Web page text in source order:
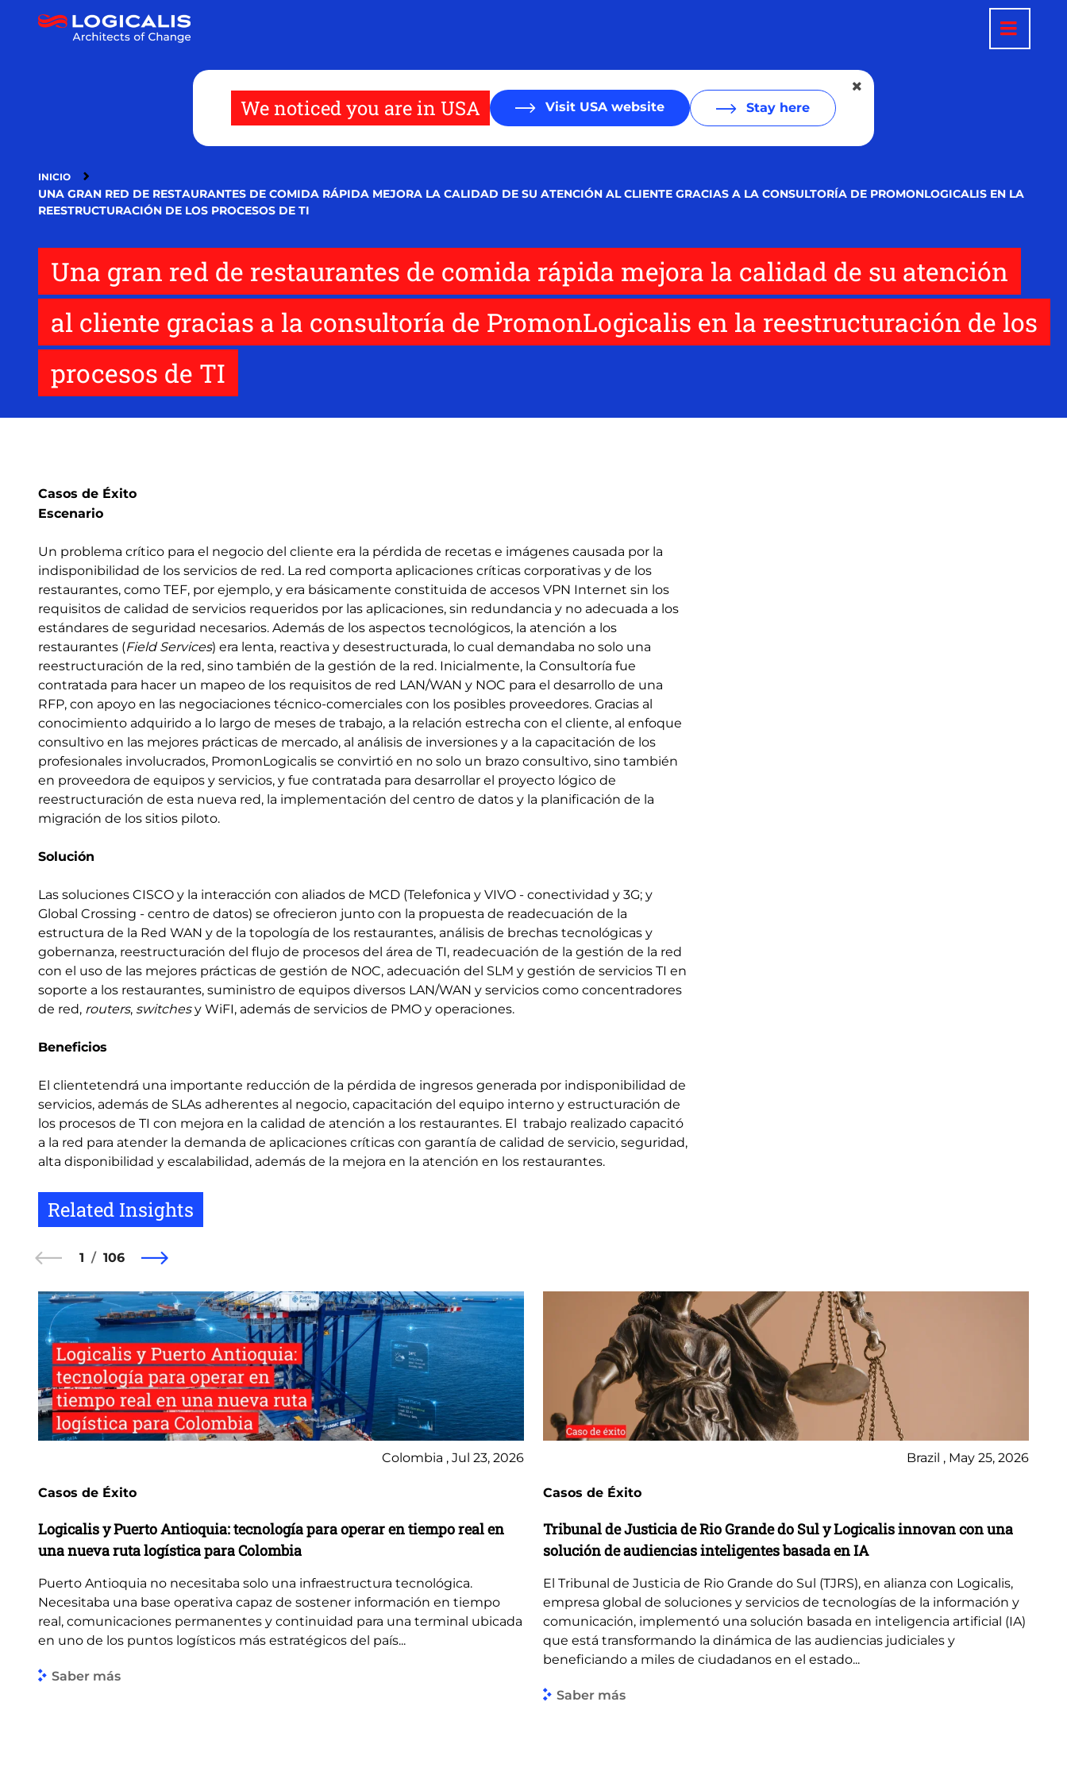
contenido
We noticed you are in USA Visit USA website Stay here
INICIO
UNA GRAN RED DE RESTAURANTES DE COMIDA RÁPIDA MEJORA LA CALIDAD DE SU ATENCIÓN AL CLIENTE GRACIAS A LA CONSULTORÍA DE PROMONLOGICALIS EN LA
REESTRUCTURACIÓN DE LOS PROCESOS DE TI
Una gran red de restaurantes de comida rápida mejora la calidad de su atención
al cliente gracias a la consultoría de PromonLogicalis en la reestructuración de los
procesos de TI
Casos de Éxito
Escenario
Un problema crítico para el negocio del cliente era la pérdida de recetas e imágenes causada por la
indisponibilidad de los servicios de red. La red comporta aplicaciones críticas corporativas y de los
restaurantes, como TEF, por ejemplo, y era básicamente constituida de accesos VPN Internet sin los
requisitos de calidad de servicios requeridos por las aplicaciones, sin redundancia y no adecuada a los
estándares de seguridad necesarios. Además de los aspectos tecnológicos, la atención a los
restaurantes (Field Services) era lenta, reactiva y desestructurada, lo cual demandaba no solo una
reestructuración de la red, sino también de la gestión de la red. Inicialmente, la Consultoría fue
contratada para hacer un mapeo de los requisitos de red LAN/WAN y NOC para el desarrollo de una
RFP, con apoyo en las negociaciones técnico-comerciales con los posibles proveedores. Gracias al
conocimiento adquirido a lo largo de meses de trabajo, a la relación estrecha con el cliente, al enfoque
consultivo en las mejores prácticas de mercado, al análisis de inversiones y a la capacitación de los
profesionales involucrados, PromonLogicalis se convirtió en no solo un brazo consultivo, sino también
en proveedora de equipos y servicios, y fue contratada para desarrollar el proyecto lógico de
reestructuración de esta nueva red, la implementación del centro de datos y la planificación de la
migración de los sitios piloto.
Solución
Las soluciones CISCO y la interacción con aliados de MCD (Telefonica y VIVO - conectividad y 3G; y
Global Crossing - centro de datos) se ofrecieron junto con la propuesta de readecuación de la
estructura de la Red WAN y de la topología de los restaurantes, análisis de brechas tecnológicas y
gobernanza, reestructuración del flujo de procesos del área de TI, readecuación de la gestión de la red
con el uso de las mejores prácticas de gestión de NOC, adecuación del SLM y gestión de servicios TI en
soporte a los restaurantes, suministro de equipos diversos LAN/WAN y servicios como concentradores
de red, routers, switchesy WiFI, además de servicios de PMO y operaciones.
Beneficios
El clientetendrá una importante reducción de la pérdida de ingresos generada por indisponibilidad de
servicios, además de SLAs adherentes al negocio, capacitación del equipo interno y estructuración de
los procesos de TI con mejora en la calidad de atención a los restaurantes. El trabajo realizado capacitó
a la red para atender la demanda de aplicaciones críticas con garantía de calidad de servicio, seguridad,
alta disponibilidad y escalabilidad, además de la mejora en la atención en los restaurantes.
Related Insights
1 106
Colombia , Jul 23, 2026
Casos de Éxito
Logicalis y Puerto Antioquia: tecnología para operar en tiempo real en
una nueva ruta logística para Colombia
Puerto Antioquia no necesitaba solo una infraestructura tecnológica.
Necesitaba una base operativa capaz de sostener información en tiempo
real, comunicaciones permanentes y continuidad para una terminal ubicada
en uno de los puntos logísticos más estratégicos del país...
Saber más
Brazil , May 25, 2026
Casos de Éxito
Tribunal de Justicia de Rio Grande do Sul y Logicalis innovan con una
solución de audiencias inteligentes basada en IA
El Tribunal de Justicia de Rio Grande do Sul (TJRS), en alianza con Logicalis,
empresa global de soluciones y servicios de tecnologías de la información y
comunicación, implementó una solución basada en inteligencia artificial (IA)
que está transformando la dinámica de las audiencias judiciales y
beneficiando a miles de ciudadanos en el estado...
Saber más